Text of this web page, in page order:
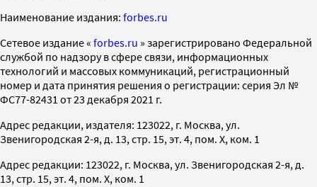
Наименование издания: forbes.ru
Cетевое издание « forbes.ru » зарегистрировано Федеральной
службой по надзору в сфере связи, информационных
технологий и массовых коммуникаций, регистрационный
номер и дата принятия решения о регистрации: серия Эл №
ФС77-82431 от 23 декабря 2021 г.
Адрес редакции, издателя: 123022, г. Москва, ул.
Звенигородская 2-я, д. 13, стр. 15, эт. 4, пом. X, ком. 1
Адрес редакции: 123022, г. Москва, ул. Звенигородская 2-я, д.
13, стр. 15, эт. 4, пом. X, ком. 1